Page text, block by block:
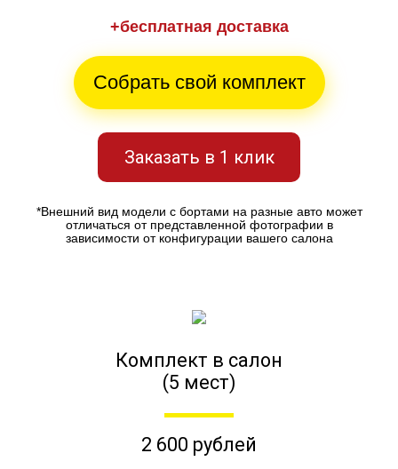
+бесплатная доставка
Собрать свой комплект
Заказать в 1 клик
*Внешний вид модели с бортами на разные авто может
отличаться от представленной фотографии в
зависимости от конфигурации вашего салона
Комплект в салон
(5 мест)
2 600 рублей